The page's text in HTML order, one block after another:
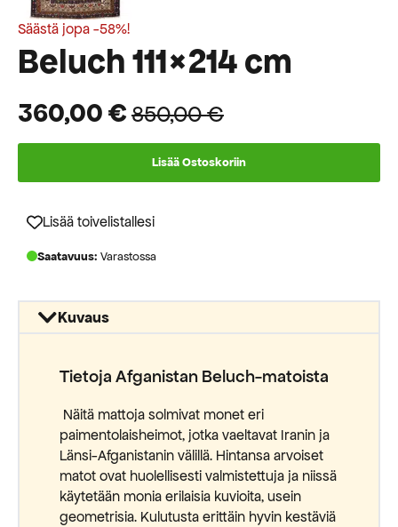
Säästä jopa -58%!
Beluch 111×214 cm
850,00€
Alkuperäinen
oli:
850,00 €.
360,00€
Nykyinen
on:
360,00 €.
Lisää Ostoskoriin
Lisää toivelistallesi
Saatavuus: Varastossa
Kuvaus
Tietoja Afganistan Beluch-matoista
Näitä mattoja solmivat monet eri
paimentolaisheimot, jotka vaeltavat Iranin ja
Länsi-Afganistanin välillä. Hintansa arvoiset
matot ovat huolellisesti valmistettuja ja niissä
käytetään monia erilaisia kuvioita, usein
geometrisia. Kulutusta erittäin hyvin kestäviä